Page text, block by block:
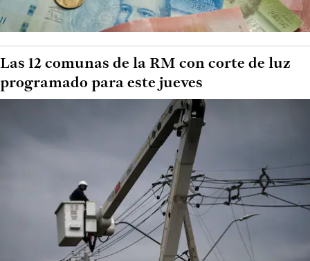
Las 12 comunas de la RM con corte de luz
programado para este jueves